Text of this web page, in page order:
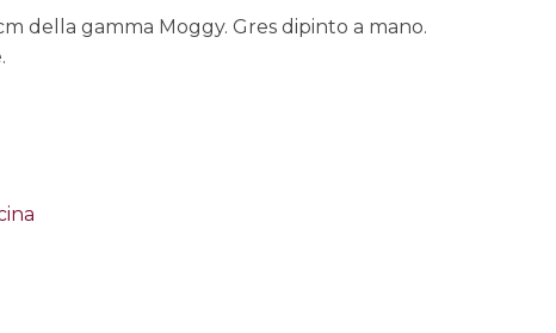
della gamma Moggy. Gres dipinto a mano.